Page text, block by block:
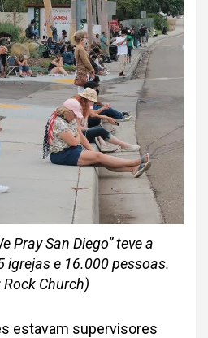
Pray San Diego” teve a
igrejas e 16.000 pessoas.
Rock Church)
estavam supervisores